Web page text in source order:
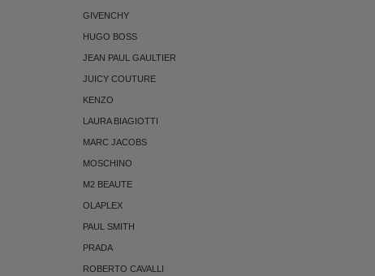
GIVENCHY
HUGO BOSS
JEAN PAUL GAULTIER
JUICY COUTURE
KENZO
LAURA BIAGIOTTI
MARC JACOBS
MOSCHINO
M2 BEAUTE
OLAPLEX
PAUL SMITH
PRADA
ROBERTO CAVALLI